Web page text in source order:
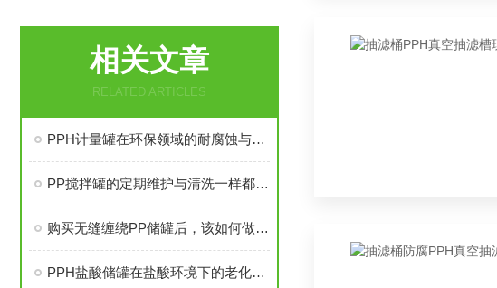
相关文章
RELATED ARTICLES
PPH计量罐在环保领域的耐腐蚀与密封性要求
PP搅拌罐的定期维护与清洗一样都不可少！
购买无缝缠绕PP储罐后，该如何做好日常维护
PPH盐酸储罐在盐酸环境下的老化速率预测模型